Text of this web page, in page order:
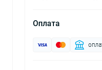
Оплата